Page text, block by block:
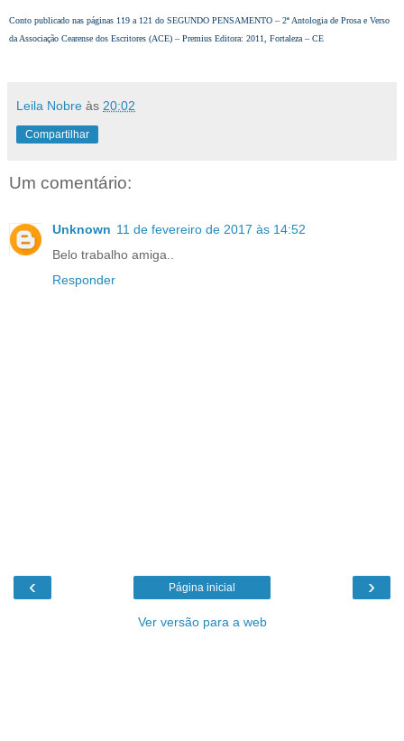
Conto publicado nas páginas 119 a 121 do SEGUNDO PENSAMENTO – 2ª Antologia de Prosa e Verso
da Associação Cearense dos Escritores (ACE) – Premius Editora: 2011, Fortaleza – CE
Leila Nobre às 20:02
Compartilhar
Um comentário:
Unknown 11 de fevereiro de 2017 às 14:52
Belo trabalho amiga..
Responder
‹ ›
Página inicial
Ver versão para a web